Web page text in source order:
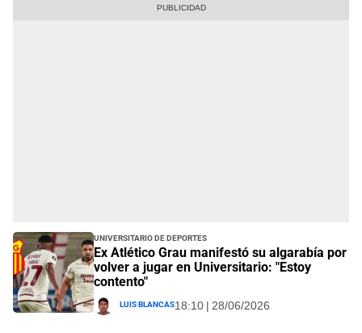
Universitario de Deportes
Ex Atlético Grau manifestó su algarabía por
volver a jugar en Universitario: "Estoy
contento"
Luis Blancas18:10 | 28/06/2026